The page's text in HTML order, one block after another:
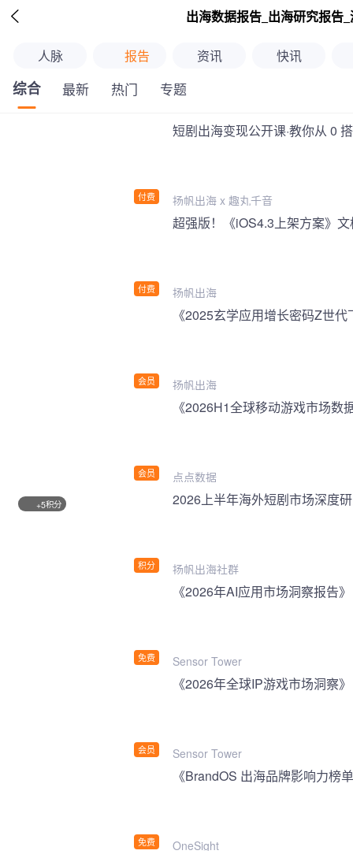
 出海数据报告_出海研究报告
人脉 报告 资讯 快讯
综合 最新 热门 专题
付费
短剧出海变现公开课·教你从 0
扬帆出海 x 趣丸千音
付费 扬帆出海
会员
《2025玄学应用增长密码Z世
扬帆出海
会员
《2026H1全球移动游戏市场数
点点数据
+5积分
积分
2026上半年海外短剧市场深度
扬帆出海社群
免费
《2026年AI应用市场洞察报告》
Sensor Tower
会员
《2026年全球IP游戏市场洞察》
Sensor Tower
免费
《BrandOS 出海品牌影响力榜
OneSight